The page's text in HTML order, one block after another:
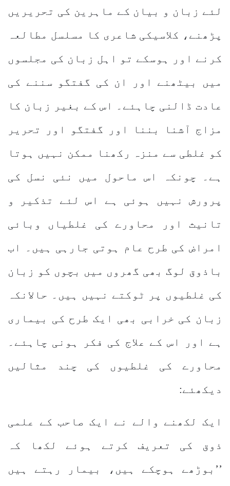
لئے زبان و بیان کے ماہرین کی تحریریں
پڑھنے، کلاسیکی شاعری کا مسلسل مطالعہ
کرنے اور ہوسکے تو اہل زبان کی مجلسوں
میں بیٹھنے اور ان کی گفتگو سننے کی
عادت ڈالنی چاہئے۔ اس کے بغیر زبان کا
مزاج آشنا بننا اور گفتگو اور تحریر
کو غلطی سے منزہ رکھنا ممکن نہیں ہوتا
ہے۔ چونکہ اس ماحول میں نئی نسل کی
پرورش نہیں ہوئی ہے اس لئے تذکیر و
تانیث اور محاورے کی غلطیاں وبائی
امراض کی طرح عام ہوتی جارہی ہیں۔ اب
باذوق لوگ بھی گھروں میں بچوں کو زبان
کی غلطیوں پر ٹوکتے نہیں ہیں۔ حالانکہ
زبان کی خرابی بھی ایک طرح کی بیماری
ہے اور اس کے علاج کی فکر ہونی چاہئے۔
محاورے کی غلطیوں کی چند مثالیں
دیکھئے:
ایک لکھنے والے نے ایک صاحب کے علمی
ذوق کی تعریف کرتے ہوئے لکھا کہ
’’بوڑھے ہوچکے ہیں، بیمار رہتے ہیں